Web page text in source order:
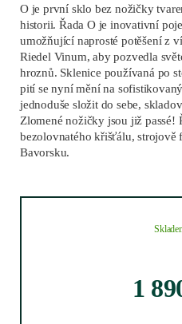
O je první sklo bez nožičky
historii. Řada O je inovativní
umožňující naprosté potěšení z
Riedel Vinum, aby pozvedla
hroznů. Sklenice používaná po
pití se nyní mění na
jednoduše složit do sebe,
Zlomené nožičky jsou již passé!
bezolovnatého křišťálu, strojově
Bavorsku.
1